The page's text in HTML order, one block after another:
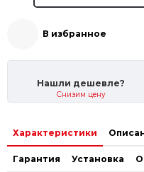
В избранное
Нашли дешевле?
Снизим цену
Характеристики
Гарантия Установка